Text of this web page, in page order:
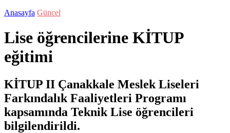
Anasayfa Güncel
Lise öğrencilerine KİTUP
eğitimi
KİTUP II Çanakkale Meslek Liseleri
Farkındalık Faaliyetleri Programı
kapsamında Teknik Lise öğrencileri
bilgilendirildi.